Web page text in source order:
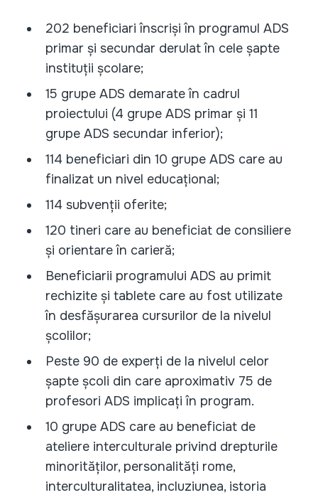
202 beneficiari înscriși în programul ADS
primar și secundar derulat în cele șapte
instituții școlare;
15 grupe ADS demarate în cadrul
proiectului (4 grupe ADS primar și 11
grupe ADS secundar inferior);
114 beneficiari din 10 grupe ADS care au
finalizat un nivel educațional;
114 subvenții oferite;
120 tineri care au beneficiat de consiliere
și orientare în carieră;
Beneficiarii programului ADS au primit
rechizite și tablete care au fost utilizate
în desfășurarea cursurilor de la nivelul
școlilor;
Peste 90 de experți de la nivelul celor
șapte școli din care aproximativ 75 de
profesori ADS implicați în program.
10 grupe ADS care au beneficiat de
ateliere interculturale privind drepturile
minorităților, personalități rome,
interculturalitatea, incluziunea, istoria